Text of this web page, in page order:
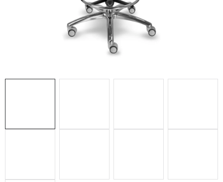
ZÁSTENY A PARAVÁNY
Materiály